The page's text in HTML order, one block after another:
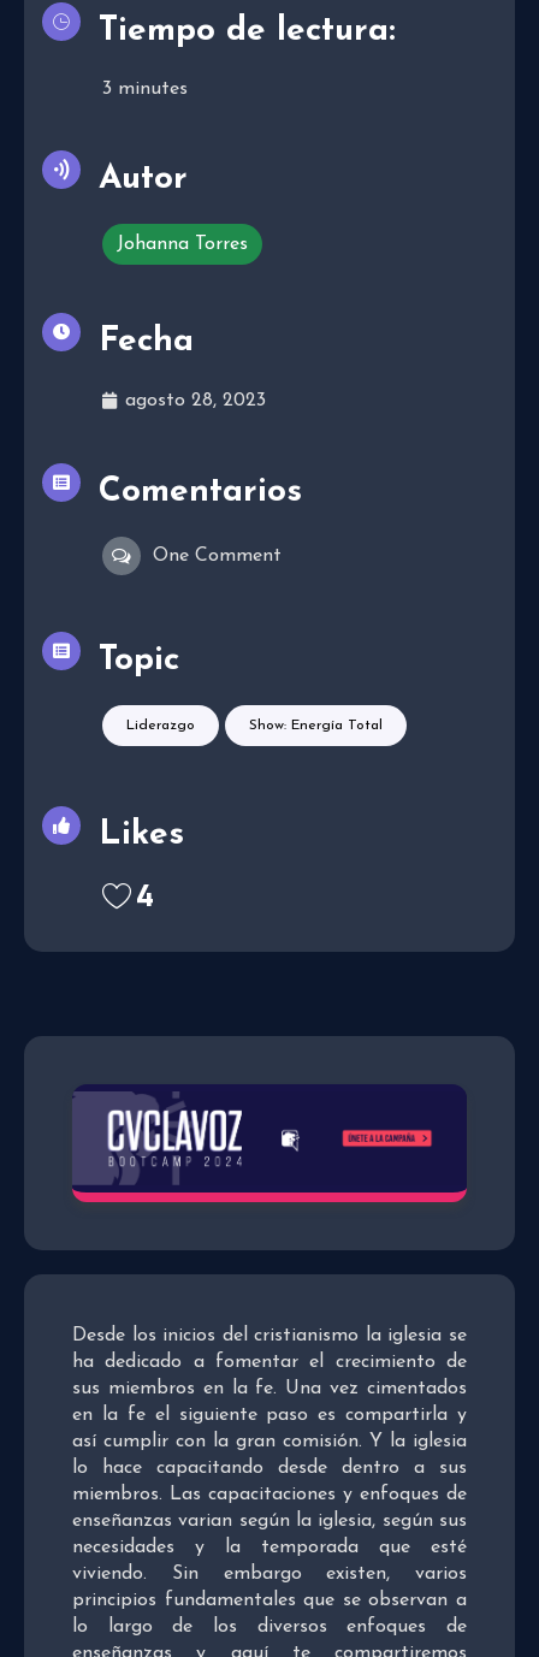
Desde los inicios del cristianismo la iglesia se
ha dedicado a fomentar el crecimiento de
sus miembros en la fe. Una vez cimentados
en la fe el siguiente paso es compartirla y
así cumplir con la gran comisión. Y la iglesia
lo hace capacitando desde dentro a sus
miembros. Las capacitaciones y enfoques de
enseñanzas varian según la iglesia, según sus
necesidades y la temporada que esté
viviendo. Sin embargo existen, varios
principios fundamentales que se observan a
lo largo de los diversos enfoques de
Tiempo de lectura:
3 minutes
Autor
Johanna Torres
Fecha
agosto 28, 2023
Comentarios
One Comment
Topic
Liderazgo Show: Energía Total
Likes
4